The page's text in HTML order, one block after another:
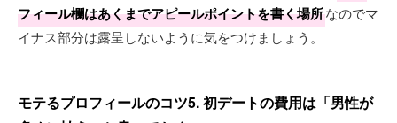
フィール欄はあくまでアピールポイントを書く場所なのでマ
イナス部分は露呈しないように気をつけましょう。
モテるプロフィールのコツ5. 初デートの費用は「男性が